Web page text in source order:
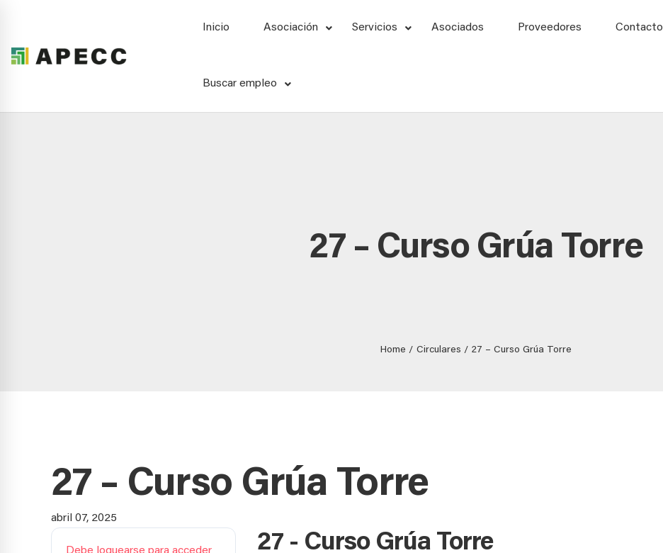
Inicio Asociación Servicios Asociados Proveedores Contacto
Buscar empleo
27 – Curso Grúa Torre
Home Circulares 27 – Curso Grúa Torre
27 – Curso Grúa Torre
abril 07, 2025
27 - Curso Grúa Torre